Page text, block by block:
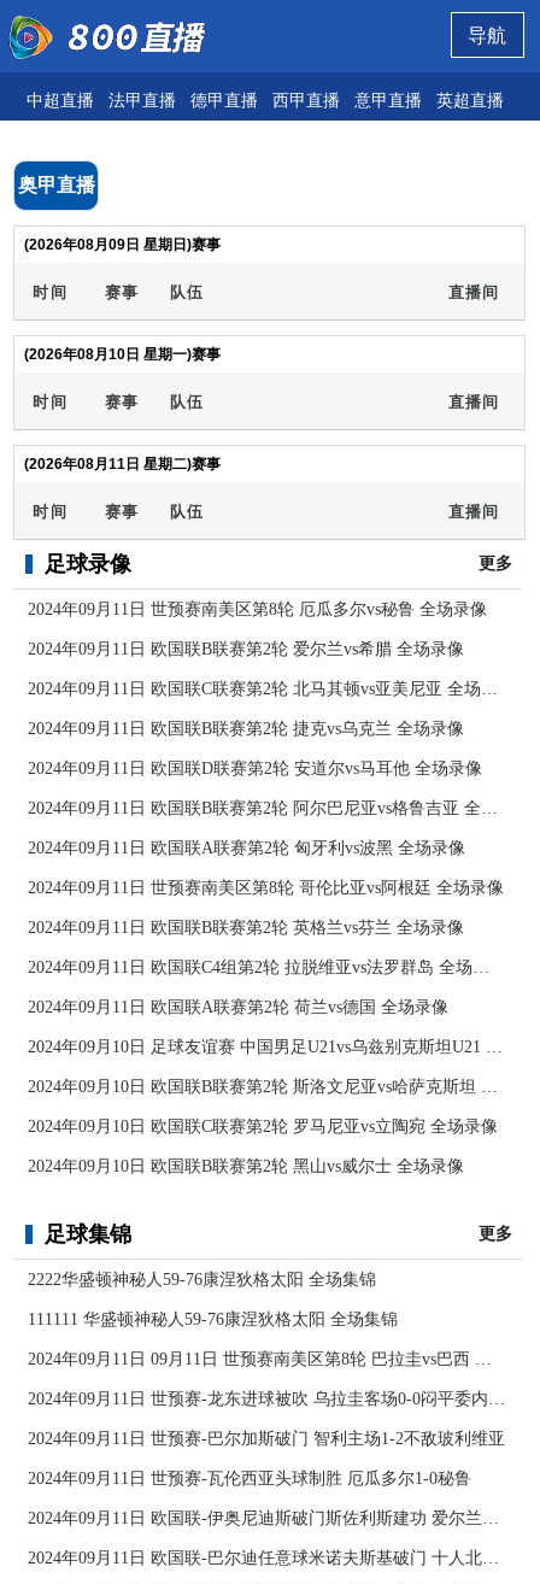
导航
中超直播 法甲直播 德甲直播 西甲直播 意甲直播 英超直播
奥甲直播
(2026年08月09日 星期日)赛事
时间 赛事 队伍 直播间
(2026年08月10日 星期一)赛事
时间 赛事 队伍 直播间
(2026年08月11日 星期二)赛事
时间 赛事 队伍 直播间
足球录像 更多
2024年09月11日 世预赛南美区第8轮 厄瓜多尔vs秘鲁 全场录像
2024年09月11日 欧国联B联赛第2轮 爱尔兰vs希腊 全场录像
2024年09月11日 欧国联C联赛第2轮 北马其顿vs亚美尼亚 全场录像
2024年09月11日 欧国联B联赛第2轮 捷克vs乌克兰 全场录像
2024年09月11日 欧国联D联赛第2轮 安道尔vs马耳他 全场录像
2024年09月11日 欧国联B联赛第2轮 阿尔巴尼亚vs格鲁吉亚 全场录像
2024年09月11日 欧国联A联赛第2轮 匈牙利vs波黑 全场录像
2024年09月11日 世预赛南美区第8轮 哥伦比亚vs阿根廷 全场录像
2024年09月11日 欧国联B联赛第2轮 英格兰vs芬兰 全场录像
2024年09月11日 欧国联C4组第2轮 拉脱维亚vs法罗群岛 全场录像
2024年09月11日 欧国联A联赛第2轮 荷兰vs德国 全场录像
2024年09月10日 足球友谊赛 中国男足U21vs乌兹别克斯坦U21 全场录像
2024年09月10日 欧国联B联赛第2轮 斯洛文尼亚vs哈萨克斯坦 全场录像
2024年09月10日 欧国联C联赛第2轮 罗马尼亚vs立陶宛 全场录像
2024年09月10日 欧国联B联赛第2轮 黑山vs威尔士 全场录像
足球集锦 更多
2222华盛顿神秘人59-76康涅狄格太阳 全场集锦
111111 华盛顿神秘人59-76康涅狄格太阳 全场集锦
2024年09月11日 09月11日 世预赛南美区第8轮 巴拉圭vs巴西 进球
2024年09月11日 世预赛-龙东进球被吹 乌拉圭客场0-0闷平委内瑞拉
2024年09月11日 世预赛-巴尔加斯破门 智利主场1-2不敌玻利维亚
2024年09月11日 世预赛-瓦伦西亚头球制胜 厄瓜多尔1-0秘鲁
2024年09月11日 欧国联-伊奥尼迪斯破门斯佐利斯建功 爱尔兰0-2希腊
2024年09月11日 欧国联-巴尔迪任意球米诺夫斯基破门 十人北马其顿2-0亚美尼亚